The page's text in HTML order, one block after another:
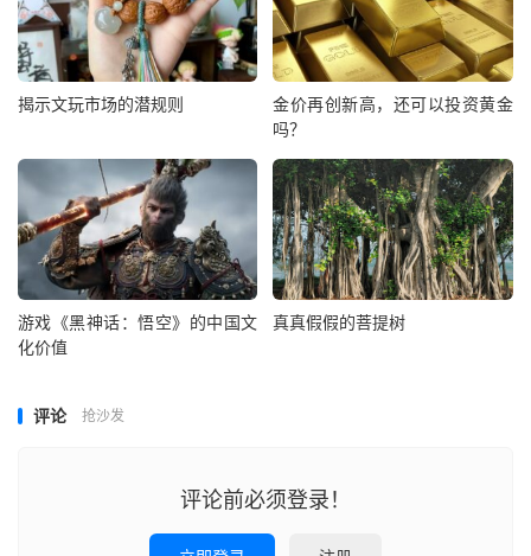
揭示文玩市场的潜规则
金价再创新高，还可以投资黄金
吗？
游戏《黑神话：悟空》的中国文
化价值
真真假假的菩提树
评论 抢沙发
评论前必须登录！